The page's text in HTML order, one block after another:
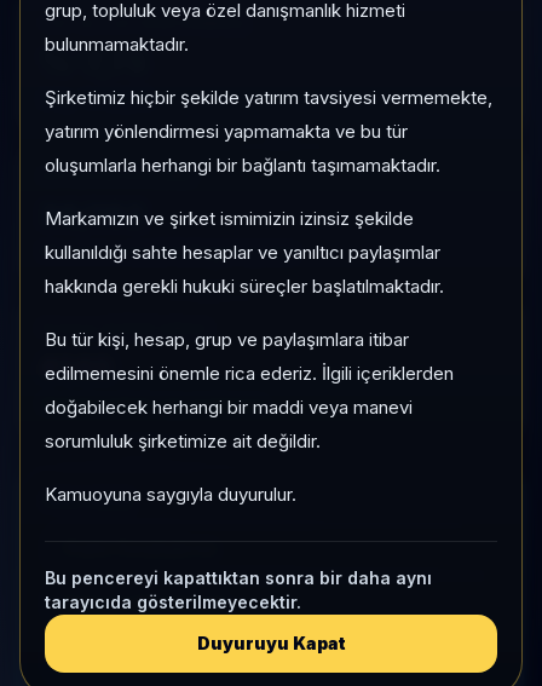
grup, topluluk veya özel danışmanlık hizmeti
bulunmamaktadır.
Şirketimiz hiçbir şekilde yatırım tavsiyesi vermemekte,
yatırım yönlendirmesi yapmamakta ve bu tür
oluşumlarla herhangi bir bağlantı taşımamaktadır.
Markamızın ve şirket ismimizin izinsiz şekilde
kullanıldığı sahte hesaplar ve yanıltıcı paylaşımlar
hakkında gerekli hukuki süreçler başlatılmaktadır.
Bu tür kişi, hesap, grup ve paylaşımlara itibar
edilmemesini önemle rica ederiz. İlgili içeriklerden
doğabilecek herhangi bir maddi veya manevi
sorumluluk şirketimize ait değildir.
Kamuoyuna saygıyla duyurulur.
Bu pencereyi kapattıktan sonra bir daha aynı
tarayıcıda gösterilmeyecektir.
Duyuruyu Kapat
1 AY VE 3 AY PERFORMANS
%-7,75
3 Ay:%-33,75
KATEGORI KONUMU
36/182
Momentum bazlı kategori içi sıra
PIYASA DEĞERI SIRASI
#140
Global market cap sıralaması
HIZLI GEÇIŞ
Kripto Karşılaştırma
Kategori Benchmark